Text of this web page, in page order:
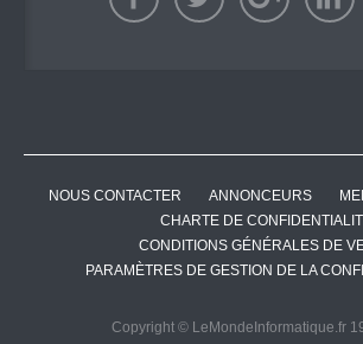
NOUS CONTACTER ANNONCEURS
CHARTE DE
CONDITIONS GÉNÉRALES DE
PARAMÈTRES DE GESTION DE LA
Copyright © LeMondeInformatique.fr